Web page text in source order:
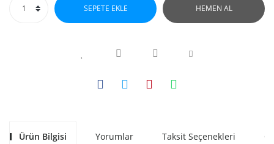
SEPETE EKLE HEMEN AL
Ürün Bilgisi Yorumlar Taksit Seçenekleri